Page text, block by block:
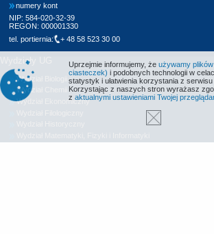
numery kont
NIP: 584-020-32-39
REGON: 000001330
tel. portiernia:
+ 48 58 523 30 00
Wydziały UG
Wydział Biologii
Wydział Chemii
Wydział Ekonomiczny
Uprzejmie informujemy, że używamy
ciasteczek) i podobnych technologii w
statystyk i ułatwienia korzystania z
Korzystając z naszych stron wyrażasz
z aktualnymi ustawieniami Twojej